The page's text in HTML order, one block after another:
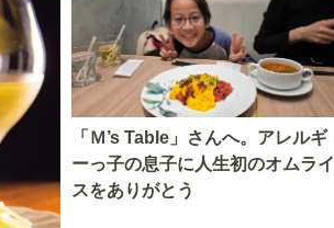
「Ｍ’s Table」さんへ。アレルギ
ーっ子の息子に人生初のオムライ
スをありがとう